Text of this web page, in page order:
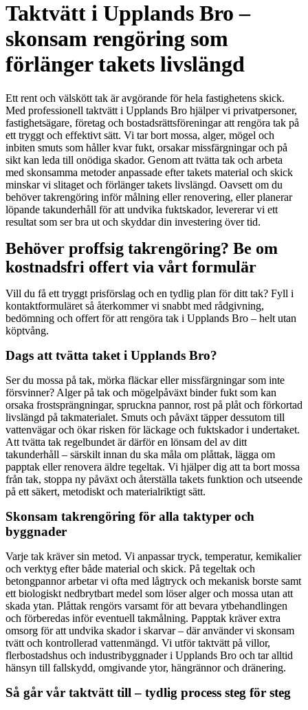
Taktvätt i Upplands Bro –
skonsam rengöring som
förlänger takets livslängd
Ett rent och välskött tak är avgörande för hela fastighetens skick.
Med professionell taktvätt i Upplands Bro hjälper vi privatpersoner,
fastighetsägare, företag och bostadsrättsföreningar att rengöra tak på
ett tryggt och effektivt sätt. Vi tar bort mossa, alger, mögel och
inbiten smuts som håller kvar fukt, orsakar missfärgningar och på
sikt kan leda till onödiga skador. Genom att tvätta tak och arbeta
med skonsamma metoder anpassade efter takets material och skick
minskar vi slitaget och förlänger takets livslängd. Oavsett om du
behöver takrengöring inför målning eller renovering, eller planerar
löpande takunderhåll för att undvika fuktskador, levererar vi ett
resultat som ser bra ut och skyddar din investering över tid.
Behöver proffsig takrengöring? Be om
kostnadsfri offert via vårt formulär
Vill du få ett tryggt prisförslag och en tydlig plan för ditt tak? Fyll i
kontaktformuläret så återkommer vi snabbt med rådgivning,
bedömning och offert för att rengöra tak i Upplands Bro – helt utan
köptvång.
Dags att tvätta taket i Upplands Bro?
Ser du mossa på tak, mörka fläckar eller missfärgningar som inte
försvinner? Alger på tak och mögelpåväxt binder fukt som kan
orsaka frostsprängningar, spruckna pannor, rost på plåt och förkortad
livslängd på takmaterialet. Smuts och påväxt täpper dessutom till
vattenvägar och ökar risken för läckage och fuktskador i undertaket.
Att tvätta tak regelbundet är därför en lönsam del av ditt
takunderhåll – särskilt innan du ska måla om plåttak, lägga om
papptak eller renovera äldre tegeltak. Vi hjälper dig att ta bort mossa
från tak, stoppa ny påväxt och återställa takets funktion och utseende
på ett säkert, metodiskt och materialriktigt sätt.
Skonsam takrengöring för alla taktyper och
byggnader
Varje tak kräver sin metod. Vi anpassar tryck, temperatur, kemikalier
och verktyg efter både material och skick. På tegeltak och
betongpannor arbetar vi ofta med lågtryck och mekanisk borste samt
ett biologiskt nedbrytbart medel som löser alger och mossa utan att
skada ytan. Plåttak rengörs varsamt för att bevara ytbehandlingen
och förberedas inför eventuell takmålning. Papptak kräver extra
omsorg för att undvika skador i skarvar – där använder vi skonsam
tvätt och kontrollerad vattenmängd. Vi utför taktvätt på villor,
flerbostadshus och industribyggnader i Upplands Bro och tar alltid
hänsyn till fallskydd, omgivande ytor, hängrännor och dränering.
Så går vår taktvätt till – tydlig process steg för steg